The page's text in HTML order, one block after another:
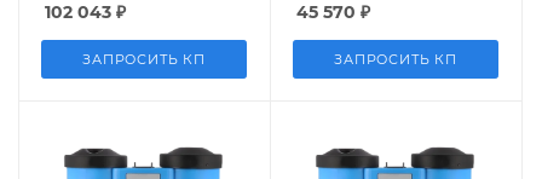
102 043 ₽
ЗАПРОСИТЬ КП
45 570 ₽
ЗАПРОСИТЬ КП